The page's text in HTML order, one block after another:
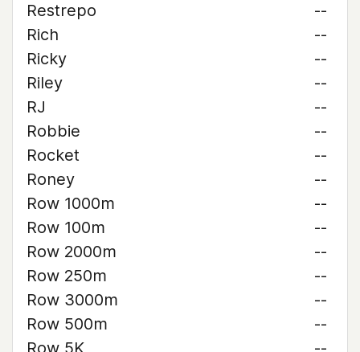
Restrepo
--
Rich
--
Ricky
--
Riley
--
RJ
--
Robbie
--
Rocket
--
Roney
--
Row 1000m
--
Row 100m
--
Row 2000m
--
Row 250m
--
Row 3000m
--
Row 500m
--
Row 5K
--